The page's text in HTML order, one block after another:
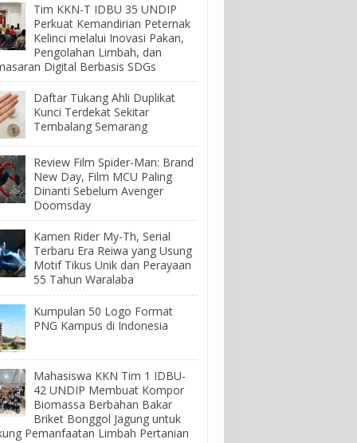
Tim KKN-T IDBU 35 UNDIP
Perkuat Kemandirian Peternak
Kelinci melalui Inovasi Pakan,
Pengolahan Limbah, dan
Digital Berbasis SDGs
Daftar Tukang Ahli Duplikat
Kunci Terdekat Sekitar
Tembalang Semarang
Review Film Spider-Man: Brand
New Day, Film MCU Paling
Dinanti Sebelum Avenger
Doomsday
Kamen Rider My-Th, Serial
Terbaru Era Reiwa yang Usung
Motif Tikus Unik dan Perayaan
55 Tahun Waralaba
Kumpulan 50 Logo Format
PNG Kampus di Indonesia
Mahasiswa KKN Tim 1 IDBU-
42 UNDIP Membuat Kompor
Biomassa Berbahan Bakar
Briket Bonggol Jagung untuk
Pemanfaatan Limbah Pertanian